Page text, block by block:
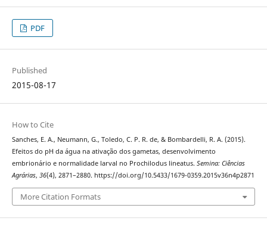
PDF
Published
2015-08-17
How to Cite
Sanches, E. A., Neumann, G., Toledo, C. P. R. de, & Bombardelli, R. A. (2015).
Efeitos do pH da água na ativação dos gametas, desenvolvimento
embrionário e normalidade larval no Prochilodus lineatus. Semina: Ciências
Agrárias, 36(4), 2871–2880. https://doi.org/10.5433/1679-0359.2015v36n4p2871
More Citation Formats